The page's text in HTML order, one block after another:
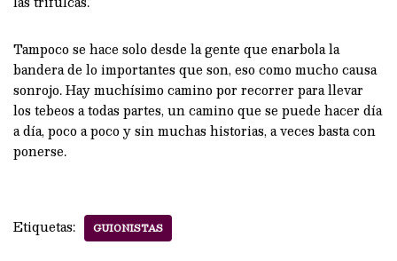
Tampoco se hace solo desde la gente que enarbola la
bandera de lo importantes que son, eso como mucho causa
sonrojo. Hay muchísimo camino por recorrer para llevar
los tebeos a todas partes, un camino que se puede hacer día
a día, poco a poco y sin muchas historias, a veces basta con
ponerse.
Etiquetas: GUIONISTAS